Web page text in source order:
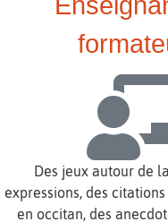
Des jeux autour de
expressions, des
en occitan, des